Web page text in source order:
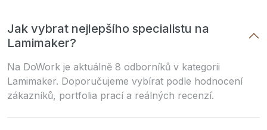
Jak vybrat nejlepšího specialistu na
Lamimaker?
Na DoWork je aktuálně 8 odborníků v kategorii
Lamimaker. Doporučujeme vybírat podle hodnocení
zákazníků, portfolia prací a reálných recenzí.